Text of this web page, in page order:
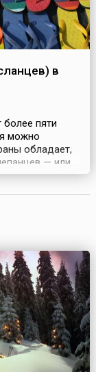
в
пяти
можно
обладает,
— или
Поэтому
(англ. Nati...